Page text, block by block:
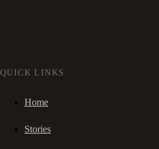
QUICK LINKS
Home
Stories